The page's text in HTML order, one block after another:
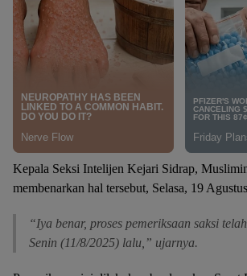
Kepala Seksi Intelijen Kejari Sidrap,
membenarkan hal tersebut, Selasa, 19
“Iya benar, proses pemeriksaan saksi
Senin (11/8/2025) lalu,” ujarnya.